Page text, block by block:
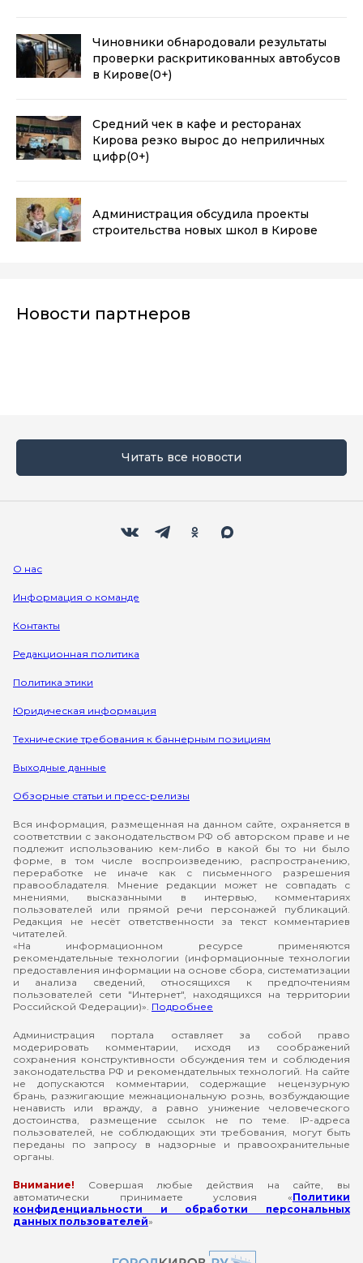
Чиновники обнародовали результаты
проверки раскритикованных автобусов
в Кирове(0+)
Средний чек в кафе и ресторанах
Кирова резко вырос до неприличных
цифр(0+)
Администрация обсудила проекты
строительства новых школ в Кирове
Новости партнеров
Читать все новости
О нас
Информация о команде
Контакты
Редакционная политика
Политика этики
Юридическая информация
Технические требования к баннерным позициям
Выходные данные
Обзорные статьи и пресс-релизы
Вся информация, размещенная на данном сайте, охраняется в
соответствии с законодательством РФ об авторском праве и не
подлежит использованию кем-либо в какой бы то ни было
форме, в том числе воспроизведению, распространению,
переработке не иначе как с письменного разрешения
правообладателя. Мнение редакции может не совпадать с
мнениями, высказанными в интервью, комментариях
пользователей или прямой речи персонажей публикаций.
Редакция не несёт ответственности за текст комментариев
читателей.
«На информационном ресурсе применяются
рекомендательные технологии (информационные технологии
предоставления информации на основе сбора, систематизации
и анализа сведений, относящихся к предпочтениям
пользователей сети "Интернет", находящихся на территории
Российской Федерации)». Подробнее
Администрация портала оставляет за собой право
модерировать комментарии, исходя из соображений
сохранения конструктивности обсуждения тем и соблюдения
законодательства РФ и рекомендательных технологий. На сайте
не допускаются комментарии, содержащие нецензурную
брань, разжигающие межнациональную рознь, возбуждающие
ненависть или вражду, а равно унижение человеческого
достоинства, размещение ссылок не по теме. IP-адреса
пользователей, не соблюдающих эти требования, могут быть
переданы по запросу в надзорные и правоохранительные
органы.
Внимание! Совершая любые действия на сайте, вы
автоматически принимаете условия «Политики
конфиденциальности и обработки персональных
данных пользователей»